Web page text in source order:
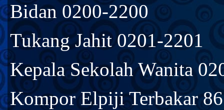
Bidan 0200-2200
Tukang Jahit 0201-2201
Kepala Sekolah Wanita
Kompor Elpiji Terbakar